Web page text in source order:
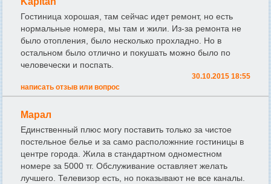
Гостиница хорошая, там сейчас идет ремонт, но есть
нормальные номера, мы там и жили. Из-за ремонта не
было отопления, было несколько прохладно. Но в
остальном было отлично и покушать можно было по
человечески и поспать.
30.10.2015 18:55
написать отзыв или вопрос
Марал
Единственный плюс могу поставить только за чистое
постельное белье и за само расположнние гостиницы в
центре города. Жила в стандартном одноместном
номере за 5000 тг. Обслуживание оставляет желать
лучшего. Телевизор есть, но показывают не все каналы.